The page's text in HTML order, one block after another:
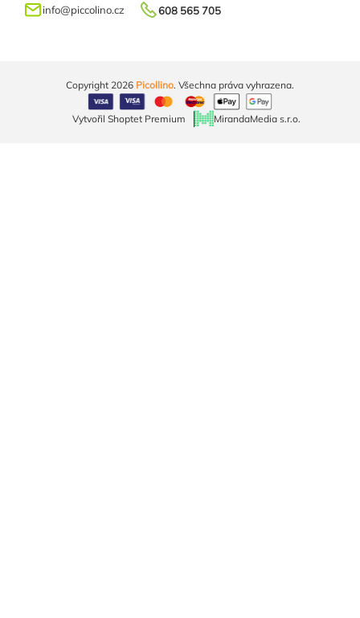
info@piccolino.cz 608 565 705
Vytvořil Shoptet Premium MirandaMedia s.r.o.
Copyright 2026 Picollino. Všechna práva vyhrazena.